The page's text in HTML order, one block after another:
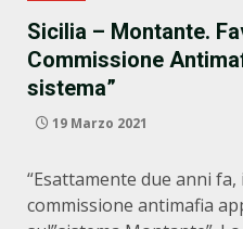
Sicilia – Montante.
Commissione
sistema”
19 Marzo 2021
“Esattamente due anni fa,
commissione antimafia